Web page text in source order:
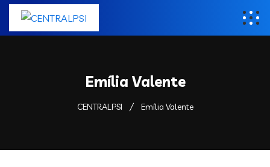
Emília Valente
CENTRALPSI Emília Valente